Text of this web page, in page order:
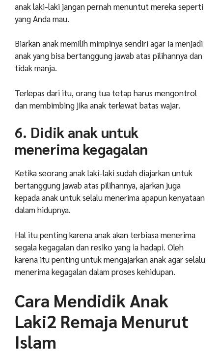
anak laki-laki jangan pernah menuntut mereka seperti
yang Anda mau.
Biarkan anak memilih mimpinya sendiri agar ia menjadi
anak yang bisa bertanggung jawab atas pilihannya dan
tidak manja.
Terlepas dari itu, orang tua tetap harus mengontrol
dan membimbing jika anak terlewat batas wajar.
6. Didik anak untuk
menerima kegagalan
Ketika seorang anak laki-laki sudah diajarkan untuk
bertanggung jawab atas pilihannya, ajarkan juga
kepada anak untuk selalu menerima apapun kenyataan
dalam hidupnya.
Hal itu penting karena anak akan terbiasa menerima
segala kegagalan dan resiko yang ia hadapi. Oleh
karena itu penting untuk mengajarkan anak agar selalu
menerima kegagalan dalam proses kehidupan.
Cara Mendidik Anak
Laki2 Remaja Menurut
Islam